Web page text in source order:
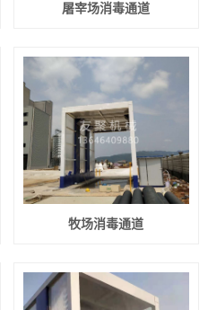
屠宰场消毒通道
牧场消毒通道